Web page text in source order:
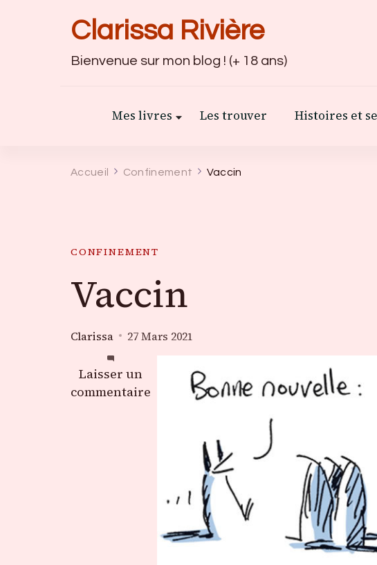
Clarissa Rivière
Bienvenue sur mon blog ! (+ 18 ans)
Mes livres Les trouver Histoires et
Accueil Confinement Vaccin
CONFINEMENT
Vaccin
Clarissa 27 Mars 2021
Laisser un
commentaire
sur
Vaccin